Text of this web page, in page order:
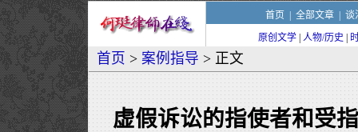
首页 全部文章| 谈
原创文学 人物/历史
首页 > 案例指导 > 正文
虚假诉讼的指使者和受